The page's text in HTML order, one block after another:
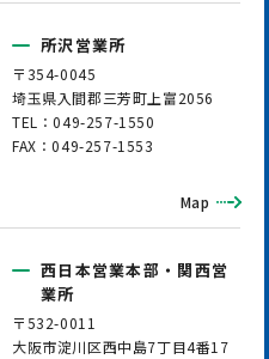
所沢営業所
〒354-0045
埼玉県入間郡三芳町上富2056
TEL：049-257-1550
FAX：049-257-1553
Map
西日本営業本部・関西営
業所
〒532-0011
大阪市淀川区西中島7丁目4番17